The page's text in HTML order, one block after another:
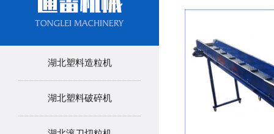
湖北塑料造粒机
湖北塑料破碎机